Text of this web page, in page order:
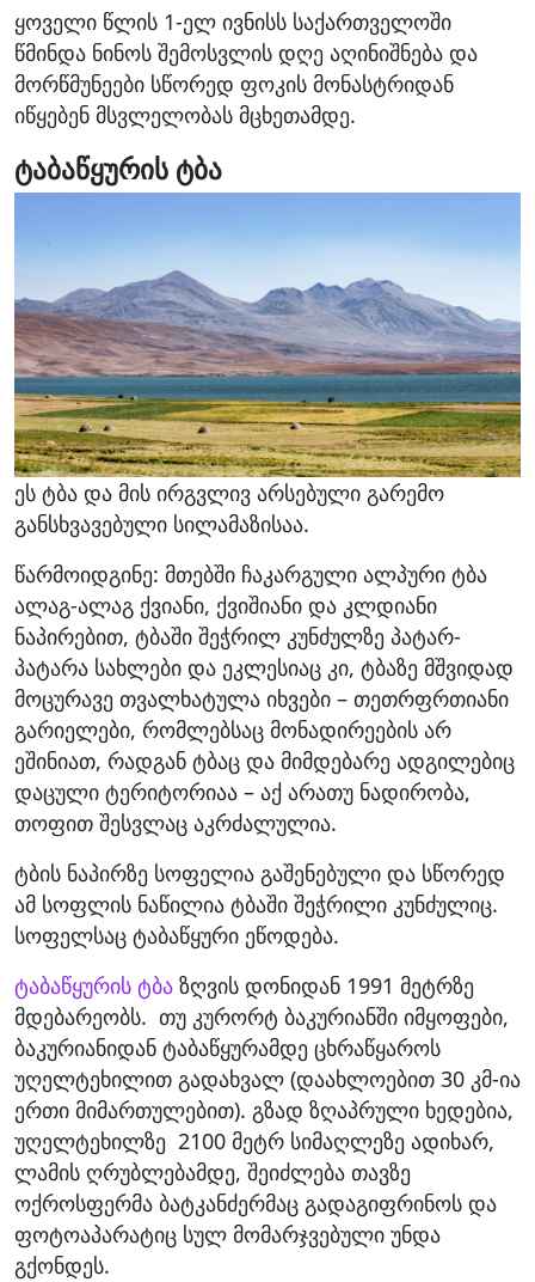
ყოველი წლის 1-ელ ივნისს საქართველოში
წმინდა ნინოს შემოსვლის დღე აღინიშნება და
მორწმუნეები სწორედ ფოკის მონასტრიდან
იწყებენ მსვლელობას მცხეთამდე.
ტაბაწყურის ტბა
ეს ტბა და მის ირგვლივ არსებული გარემო
განსხვავებული სილამაზისაა.
წარმოიდგინე: მთებში ჩაკარგული ალპური ტბა
ალაგ-ალაგ ქვიანი, ქვიშიანი და კლდიანი
ნაპირებით, ტბაში შეჭრილ კუნძულზე პატარ-
პატარა სახლები და ეკლესიაც კი, ტბაზე მშვიდად
მოცურავე თვალხატულა იხვები – თეთრფრთიანი
გარიელები, რომლებსაც მონადირეების არ
ეშინიათ, რადგან ტბაც და მიმდებარე ადგილებიც
დაცული ტერიტორიაა – აქ არათუ ნადირობა,
თოფით შესვლაც აკრძალულია.
ტბის ნაპირზე სოფელია გაშენებული და სწორედ
ამ სოფლის ნაწილია ტბაში შეჭრილი კუნძულიც.
სოფელსაც ტაბაწყური ეწოდება.
ტაბაწყურის ტბა ზღვის დონიდან 1991 მეტრზე
მდებარეობს. თუ კურორტ ბაკურიანში იმყოფები,
ბაკურიანიდან ტაბაწყურამდე ცხრაწყაროს
უღელტეხილით გადახვალ (დაახლოებით 30 კმ-ია
ერთი მიმართულებით). გზად ზღაპრული ხედებია,
უღელტეხილზე 2100 მეტრ სიმაღლეზე ადიხარ,
ლამის ღრუბლებამდე, შეიძლება თავზე
ოქროსფერმა ბატკანძერმაც გადაგიფრინოს და
ფოტოაპარატიც სულ მომარჯვებული უნდა
გქონდეს.